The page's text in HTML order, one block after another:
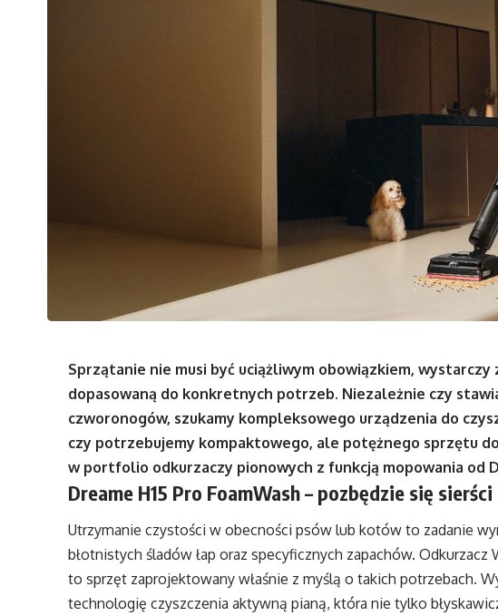
Sprzątanie nie musi być uciążliwym obowiązkiem,
dopasowaną do konkretnych potrzeb. Niezależnie czy
czworonogów, szukamy kompleksowego urządzenia do
czy potrzebujemy kompaktowego, ale potężnego sprzętu
w portfolio odkurzaczy pionowych z funkcją mopowania od
Dreame H15 Pro FoamWash– pozbędzie się
Utrzymanie czystości w obecności psów lub kotów to zadanie
błotnistych śladów łap oraz specyficznych zapachów. Odkurzacz
to sprzęt zaprojektowany właśnie z myślą o takich potrzebach.
technologię czyszczenia aktywną pianą, która nie tylko